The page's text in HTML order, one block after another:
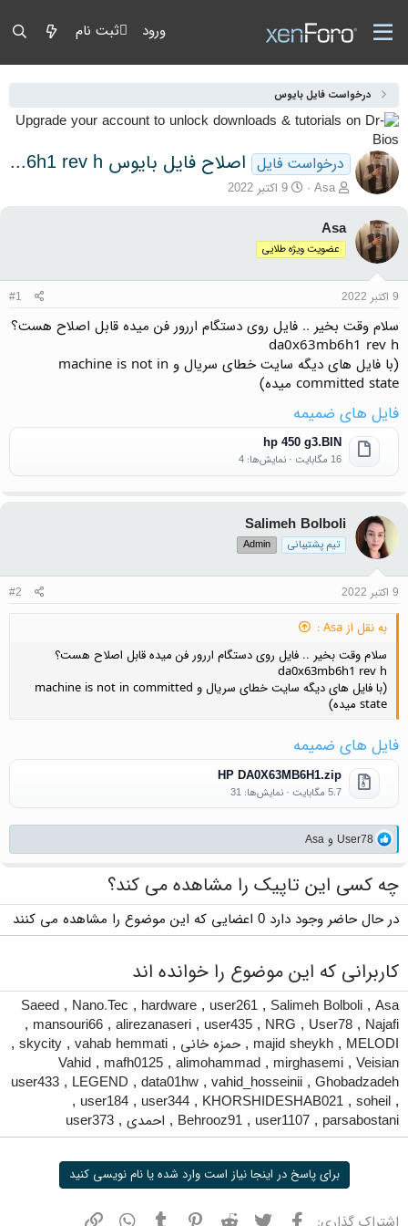
ورود ثبت نام
درخواست فایل بایوس
درخواست فایل اصلاح فایل بایوس da0x63mb6h1 rev h
آغازگر گفتمان
Asa تاریخ شروع
9 اکتبر 2022
Asa
عضویت ویژه طلایی
9 اکتبر 2022 #1
سلام وقت بخیر .. فایل روی دستگام اررور فن میده قابل اصلاح هست؟
da0x63mb6h1 rev h
(با فایل های دیگه سایت خطای سریال و machine is not in
committed state میده)
فایل های ضمیمه
hp 450 g3.BIN
16 مگابایت · نمایش‌ها: 4
Salimeh Bolboli
تیم پشتیبانی Admin
9 اکتبر 2022 #2
به نقل از Asa :
سلام وقت بخیر .. فایل روی دستگام اررور فن میده قابل اصلاح هست؟
da0x63mb6h1 rev h
(با فایل های دیگه سایت خطای سریال و machine is not in committed
state میده)
فایل های ضمیمه
HP DA0X63MB6H1.zip
5.7 مگابایت · نمایش‌ها: 31
واکنش‌ها:
User78 و Asa
چه کسی این تاپیک را مشاهده می کند؟
در حال حاضر وجود دارد 0 اعضایی که این موضوع را مشاهده می کنند
کاربرانی که این موضوع را خوانده اند
Asa
,
Salimeh Bolboli
,
user261
,
hardware
,
Nano.Tec
,
Saeed
Najafi
,
User78
,
NRG
,
user435
,
alirezanaseri
,
mansouri66
,
MELODI
,
majid sheykh
, حمزه خانی ,
vahab hemmati
,
skycity
,
Veisian
,
mirghasemi
,
alimohammad
,
mafh0125
,
Vahid
Ghobadzadeh
,
vahid_hosseinii
,
data01hw
,
LEGEND
,
user433
,
soheil
,
KHORSHIDESHAB021
,
user344
,
user184
,
parsabostani
,
user1107
,
Behrooz91
, احمدی ,
user373
برای پاسخ در اینجا نیاز است وارد شده یا نام نویسی کنید
فیسبوک توییتر ردیت پینترستتامبلر واتسپ